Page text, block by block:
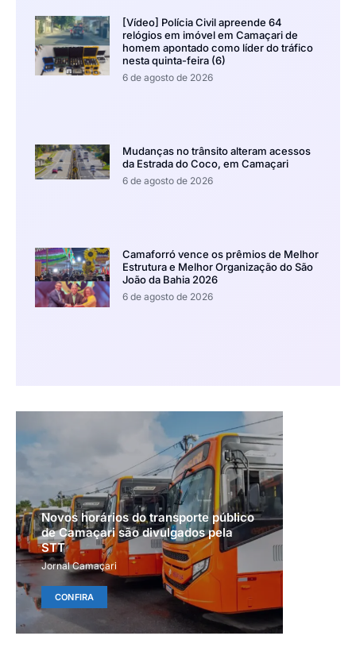
[Vídeo] Polícia Civil apreende 64
relógios em imóvel em Camaçari de
homem apontado como líder do tráfico
nesta quinta-feira (6)
6 de agosto de 2026
Mudanças no trânsito alteram acessos
da Estrada do Coco, em Camaçari
6 de agosto de 2026
Camaforró vence os prêmios de Melhor
Estrutura e Melhor Organização do São
João da Bahia 2026
6 de agosto de 2026
Novos horários do transporte público
de Camaçari são divulgados pela
STT
Jornal Camaçari
CONFIRA